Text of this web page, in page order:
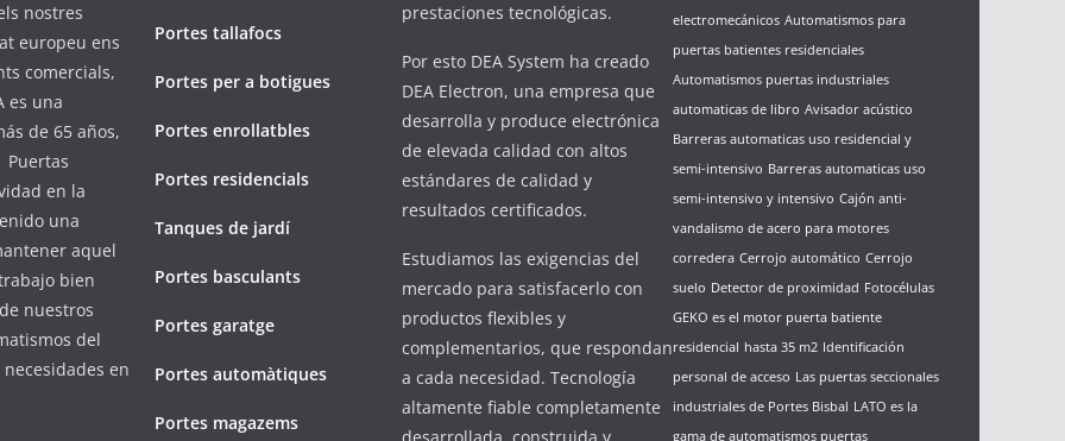
nostres
europeu ens
comercials,
es una
de 65 años,
Puertas
en la
una
aquel
bien
nuestros
del
en
Portes tallafocs
Portes per a botigues
Portes enrollatbles
Portes residencials
Tanques de jardí
Portes basculants
Portes garatge
Portes automàtiques
Portes magazems
prestaciones tecnológicas.
Por esto DEA System ha creado
DEA Electron, una empresa que
desarrolla y produce electrónica
de elevada calidad con altos
estándares de calidad y
resultados certificados.
Estudiamos las exigencias del
mercado para satisfacerlo con
productos flexibles y
complementarios, que respondan
a cada necesidad. Tecnología
altamente fiable completamente
electromecánicos Automatismos para
puertas batientes residenciales
Automatismos puertas industriales
automaticas de libro Avisador acústico
Barreras automaticas uso residencial y
semi-intensivo Barreras automaticas uso
semi-intensivo y intensivo Cajón anti-
vandalismo de acero para motores
corredera Cerrojo automático Cerrojo
suelo Detector de proximidad Fotocélulas
GEKO es el motor puerta batiente
residencial hasta 35 m2 Identificación
personal de acceso Las puertas seccionales
industriales de Portes Bisbal LATO es la
gama de automatismos puertas